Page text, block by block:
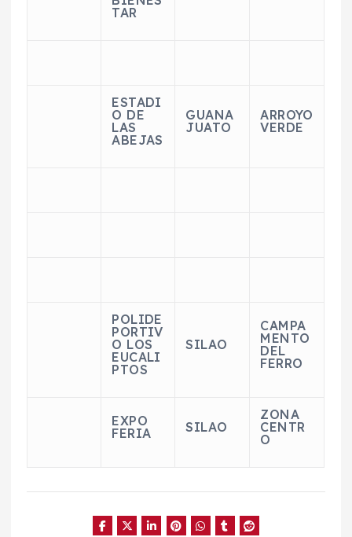
TAR
ESTADI
O DE
LAS
ABEJAS
GUANA
JUATO
ARROYO
VERDE
POLIDE
PORTIV
O LOS
EUCALI
PTOS
SILAO
CAMPA
MENTO
DEL
FERRO
EXPO
FERIA
SILAO
ZONA
CENTR
O